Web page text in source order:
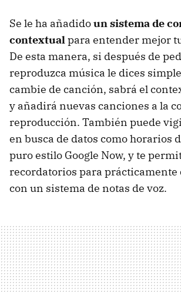
Se le ha añadidoun sistema de
contextualpara entender mejor
De esta manera, si después de
reproduzca música le dices
cambie de canción, sabrá el
y añadirá nuevas canciones a la
reproducción. También puede
en busca de datos como horarios
puro estilo Google Now, y te
recordatorios para prácticamente
con un sistema de notas de voz.